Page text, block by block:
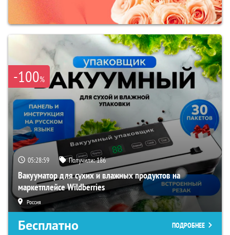
-100%
05:28:58 Получили:186
Вакууматор для сухих и влажных продуктов на
маркетплейсе Wildberries
Россия
Бесплатно ПОДРОБНЕЕ